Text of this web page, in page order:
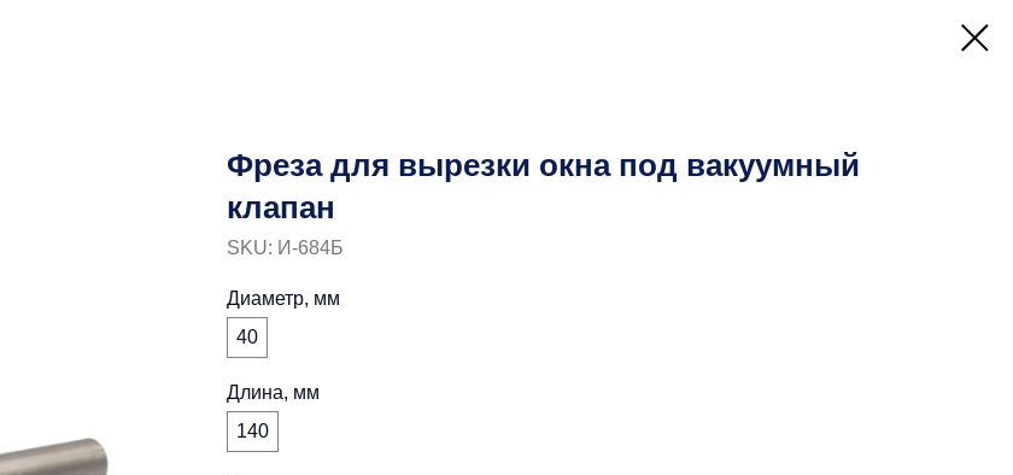
Фреза для вырезки окна под вакуумный
клапан
SKU: И-684Б
Диаметр, мм
40
Длина, мм
140